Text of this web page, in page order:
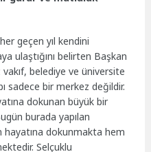
geçen yıl kendini
ulaştığını belirten Başkan
vakıf, belediye ve üniversite
sadece bir merkez değildir.
dokunan büyük bir
burada yapılan
hayatına dokunmakta hem
Selçuklu